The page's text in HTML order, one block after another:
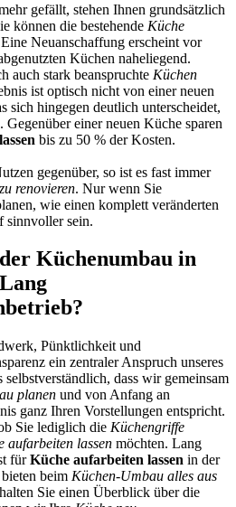
gefällt, stehen Ihnen grundsätzlich
können die bestehende Küche
Neuanschaffung erscheint vor
Küchen naheliegend.
auch stark beanspruchte Küchen
ist optisch nicht von einer neuen
sich hingegen deutlich unterscheidet,
einer neuen Küche sparen
bis zu 50 % der Kosten.
gegenüber, so ist es fast immer
renovieren. Nur wenn Sie
wie einen komplett veränderten
sinnvoller sein.
Küchenumbau in
Pünktlichkeit und
ein zentraler Anspruch unseres
dass wir gemeinsam
planen und von Anfang an
ganz Ihren Vorstellungen entspricht.
Sie lediglich die Küchengriffe
aufarbeiten lassen möchten. Lang
fürKüche aufarbeiten lassen in der
beim Küchen-Umbau alles aus
Sie einen Überblick über die